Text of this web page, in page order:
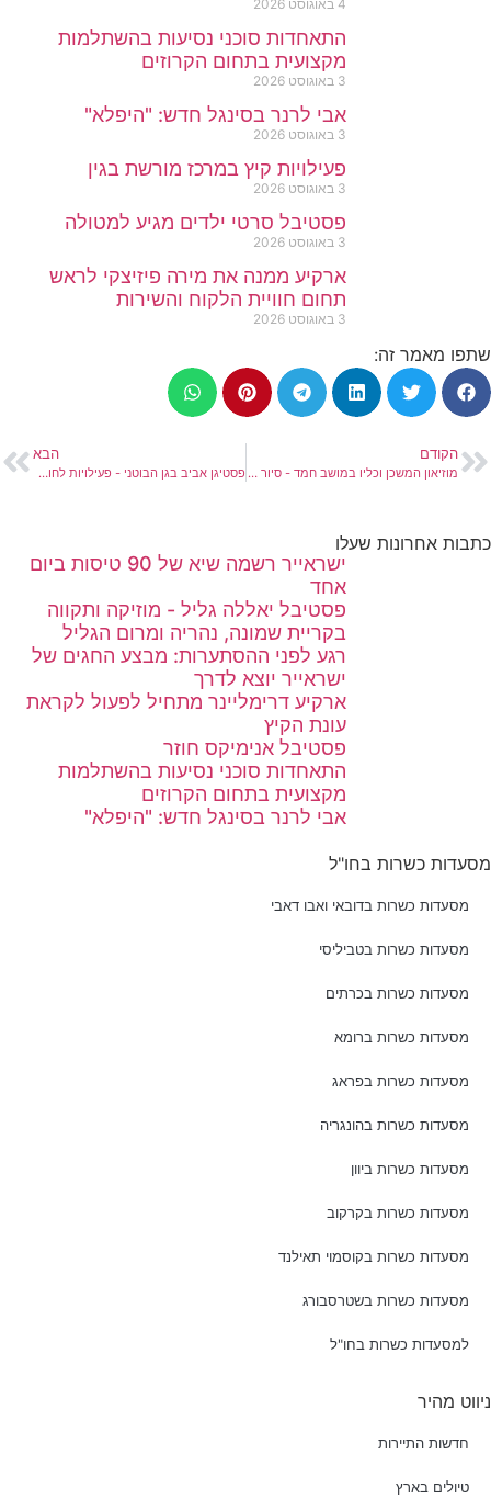
4 באוגוסט 2026
התאחדות סוכני נסיעות בהשתלמות
מקצועית בתחום הקרוזים
3 באוגוסט 2026
אבי לרנר בסינגל חדש: "היפלא"
3 באוגוסט 2026
פעילויות קיץ במרכז מורשת בגין
3 באוגוסט 2026
פסטיבל סרטי ילדים מגיע למטולה
3 באוגוסט 2026
ארקיע ממנה את מירה פיזיצקי לראש
תחום חוויית הלקוח והשירות
3 באוגוסט 2026
שתפו מאמר זה:
הקודם
מוזיאון המשכן וכליו במושב חמד - סיור מודרך
הבא
פסטיגן אביב בגן הבוטני - פעילויות לחוה"מ פסח
כתבות אחרונות שעלו
ישראייר רשמה שיא של 90 טיסות ביום
אחד
פסטיבל יאללה גליל - מוזיקה ותקווה
בקריית שמונה, נהריה ומרום הגליל
רגע לפני ההסתערות: מבצע החגים של
ישראייר יוצא לדרך
ארקיע דרימליינר מתחיל לפעול לקראת
עונת הקיץ
פסטיבל אנימיקס חוזר
התאחדות סוכני נסיעות בהשתלמות
מקצועית בתחום הקרוזים
אבי לרנר בסינגל חדש: "היפלא"
מסעדות כשרות בחו"ל
מסעדות כשרות בדובאי ואבו דאבי
מסעדות כשרות בטביליסי
מסעדות כשרות בכרתים
מסעדות כשרות ברומא
מסעדות כשרות בפראג
מסעדות כשרות בהונגריה
מסעדות כשרות ביוון
מסעדות כשרות בקרקוב
מסעדות כשרות בקוסמוי תאילנד
מסעדות כשרות בשטרסבורג
למסעדות כשרות בחו"ל
ניווט מהיר
חדשות התיירות
טיולים בארץ